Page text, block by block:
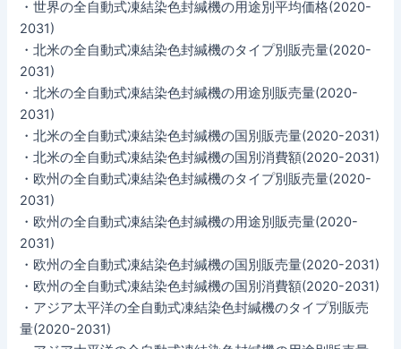
・世界の全自動式凍結染色封緘機の用途別平均価格(2020-
2031)
・北米の全自動式凍結染色封緘機のタイプ別販売量(2020-
2031)
・北米の全自動式凍結染色封緘機の用途別販売量(2020-
2031)
・北米の全自動式凍結染色封緘機の国別販売量(2020-2031)
・北米の全自動式凍結染色封緘機の国別消費額(2020-2031)
・欧州の全自動式凍結染色封緘機のタイプ別販売量(2020-
2031)
・欧州の全自動式凍結染色封緘機の用途別販売量(2020-
2031)
・欧州の全自動式凍結染色封緘機の国別販売量(2020-2031)
・欧州の全自動式凍結染色封緘機の国別消費額(2020-2031)
・アジア太平洋の全自動式凍結染色封緘機のタイプ別販売
量(2020-2031)